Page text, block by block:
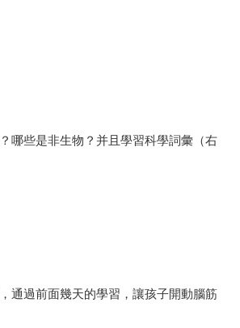
哪些是非生物？并且學習科學詞彙（右
通過前面幾天的學習，讓孩子開動腦筋